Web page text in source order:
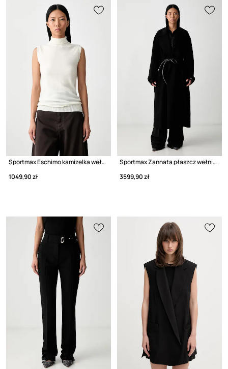
Sportmax Eschimo kamizelka wełniana damska
1049,90 zł
Sportmax Zannata płaszcz wełniany damski
3599,90 zł